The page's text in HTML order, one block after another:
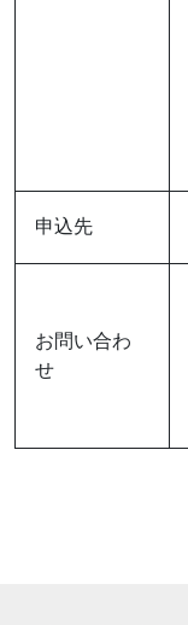
申込先
お問い合わ
せ